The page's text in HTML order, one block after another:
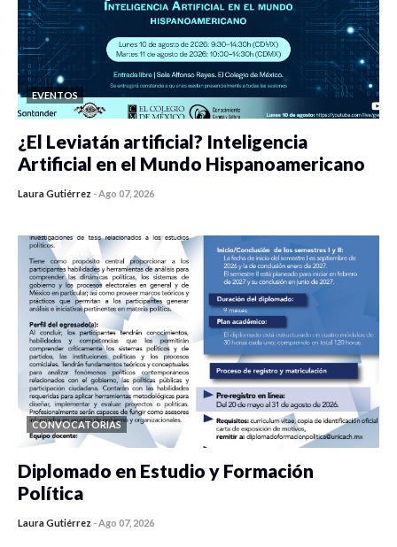
EVENTOS
¿El Leviatán artificial? Inteligencia
Artificial en el Mundo Hispanoamericano
Laura Gutiérrez -Ago 07, 2026
CONVOCATORIAS
Diplomado en Estudio y Formación
Política
Laura Gutiérrez -Ago 07, 2026